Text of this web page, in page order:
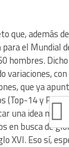
que, además
el Mundial
hombres.
variaciones,
que ya
(Top-14 y Pro-
una idea muy
en busca de
XVI. Eso sí,